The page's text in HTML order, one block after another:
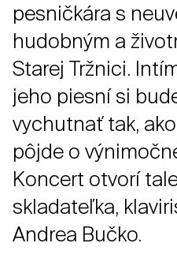
pesničkára s
hudobným a
Starej Tržnici.
jeho piesní si
vychutnať tak,
pôjde o
Koncert otvorí
skladateľka,
Andrea Bučko.